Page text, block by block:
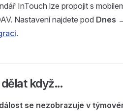
InTouch lze propojit s
Nastavení najdete pod Dnes
.
když...
se nezobrazuje v